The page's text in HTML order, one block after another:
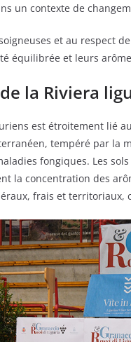
un contexte de
et au respect
équilibrée et leurs
la Riviera
est étroitement lié
tempéré par la
fongiques. Les
la concentration des
frais et territoriaux,